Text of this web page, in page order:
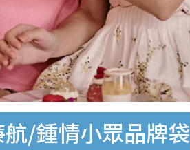
/鍾情小眾品牌袋